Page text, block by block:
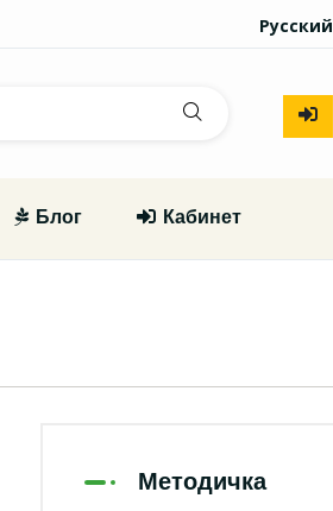
Русский
Блог Кабинет
Методичка